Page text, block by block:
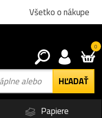
Všetko o nákupe
0
Papiere